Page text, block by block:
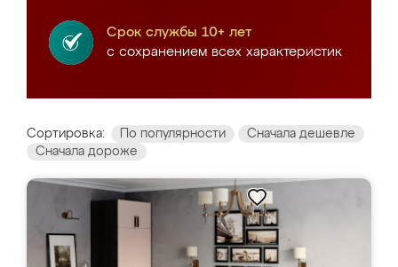
Срок службы 10+ лет
с сохранением всех характеристик
Сортировка: По популярности
Сначала дешевле
Сначала дороже